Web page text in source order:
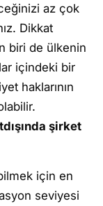
az çok
Dikkat
biri de ülkenin
içindeki bir
haklarının
şirket
için en
seviyesi